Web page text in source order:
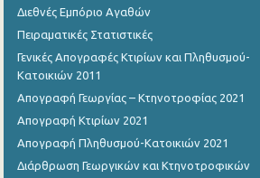
Διεθνές Εμπόριο Αγαθών
Πειραματικές Στατιστικές
Γενικές Απογραφές Κτιρίων και Πληθυσμού-
Κατοικιών 2011
Απογραφή Γεωργίας – Κτηνοτροφίας 2021
Απογραφή Κτιρίων 2021
Απογραφή Πληθυσμού-Κατοικιών 2021
Διάρθρωση Γεωργικών και Κτηνοτροφικών